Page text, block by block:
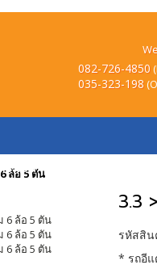
082-726-4850
035-323-198(
ะเงิน
ล้อ 5 ตัน
3.3
รหัสสิน
* รถอี